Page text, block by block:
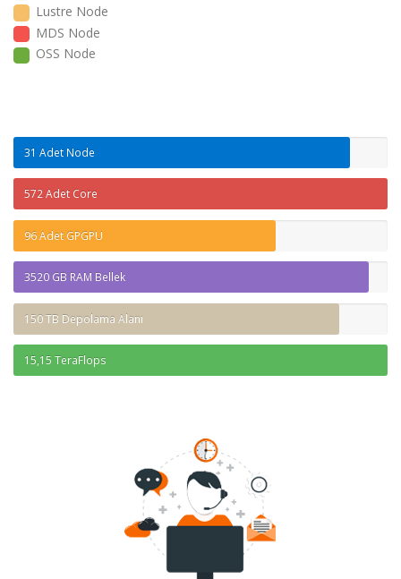
Lustre Node
MDS Node
OSS Node
31 Adet Node
572 Adet Core
96 Adet GPGPU
3520 GB RAM Bellek
150 TB Depolama Alanı
15,15 TeraFlops